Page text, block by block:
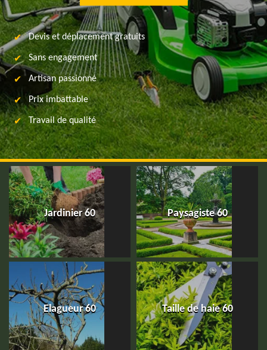
Devis et déplacement gratuits
Sans engagement
Artisan passionné
Prix imbattable
Travail de qualité
Jardinier 60 Paysagiste 60
Elagueur 60 Taille de haie 60